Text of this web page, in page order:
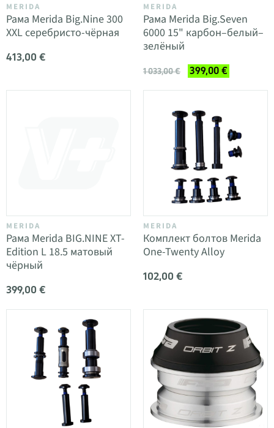
MERIDA
Рама Merida Big.Nine 300
XXL серебристо-чёрная
413,00 €
MERIDA
Рама Merida Big.Seven
6000 15" карбон–белый–
зелёный
1 033,00 € 399,00 €
MERIDA
Рама Merida BIG.NINE XT-
Edition L 18.5 матовый
чёрный
399,00 €
MERIDA
Комплект болтов Merida
One-Twenty Alloy
102,00 €